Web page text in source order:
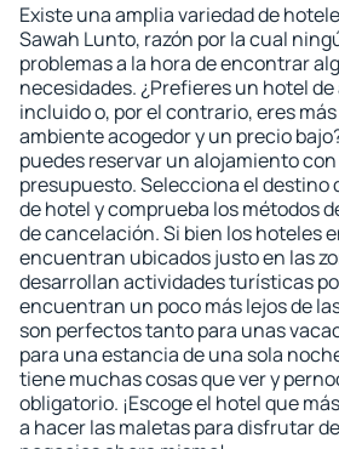
Existe una amplia variedad de
Sawah Lunto, razón por la cual
problemas a la hora de encontrar
necesidades. ¿Prefieres un hotel
incluido o, por el contrario, eres
ambiente acogedor y un precio
puedes reservar un alojamiento
presupuesto. Selecciona el destino
de hotel y comprueba los métodos
de cancelación. Si bien los hoteles
encuentran ubicados justo en las
desarrollan actividades turísticas
encuentran un poco más lejos de
son perfectos tanto para unas
para una estancia de una sola
tiene muchas cosas que ver y
obligatorio. ¡Escoge el hotel que
a hacer las maletas para disfrutar